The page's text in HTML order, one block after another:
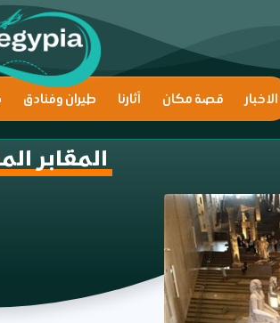
الاخبار قصة مكان آثارنا طيران وفنادق
المقابر